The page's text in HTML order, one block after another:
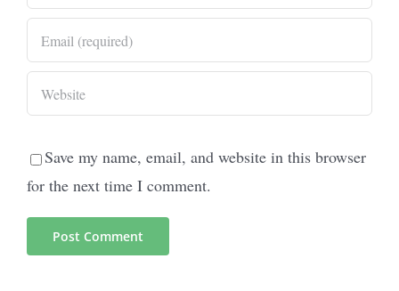
Save my name, email, and website in this browser
for the next time I comment.